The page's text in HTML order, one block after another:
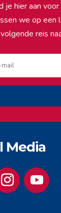
je hier aan
we op een
reis
Media